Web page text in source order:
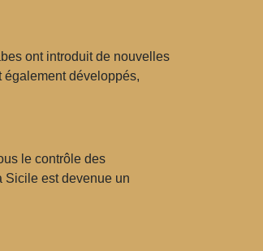
ont introduit de nouvelles
développés,
le contrôle des
Sicile est devenue un